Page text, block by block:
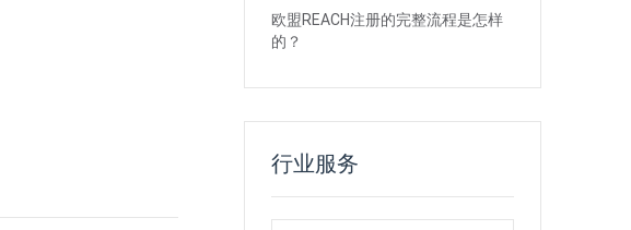
欧盟REACH注册的完整流程是怎样
的？
行业服务